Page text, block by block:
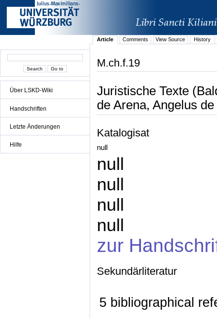
Über LSKD-Wiki
Handschriften
Letzte Änderungen
Hilfe
Article Comments View Source History
M.ch.f.19
Juristische Texte
de Arena, Angelus
Katalogisat
null
null
null
null
null
zur
Sekundärliteratur
5 bibliographical